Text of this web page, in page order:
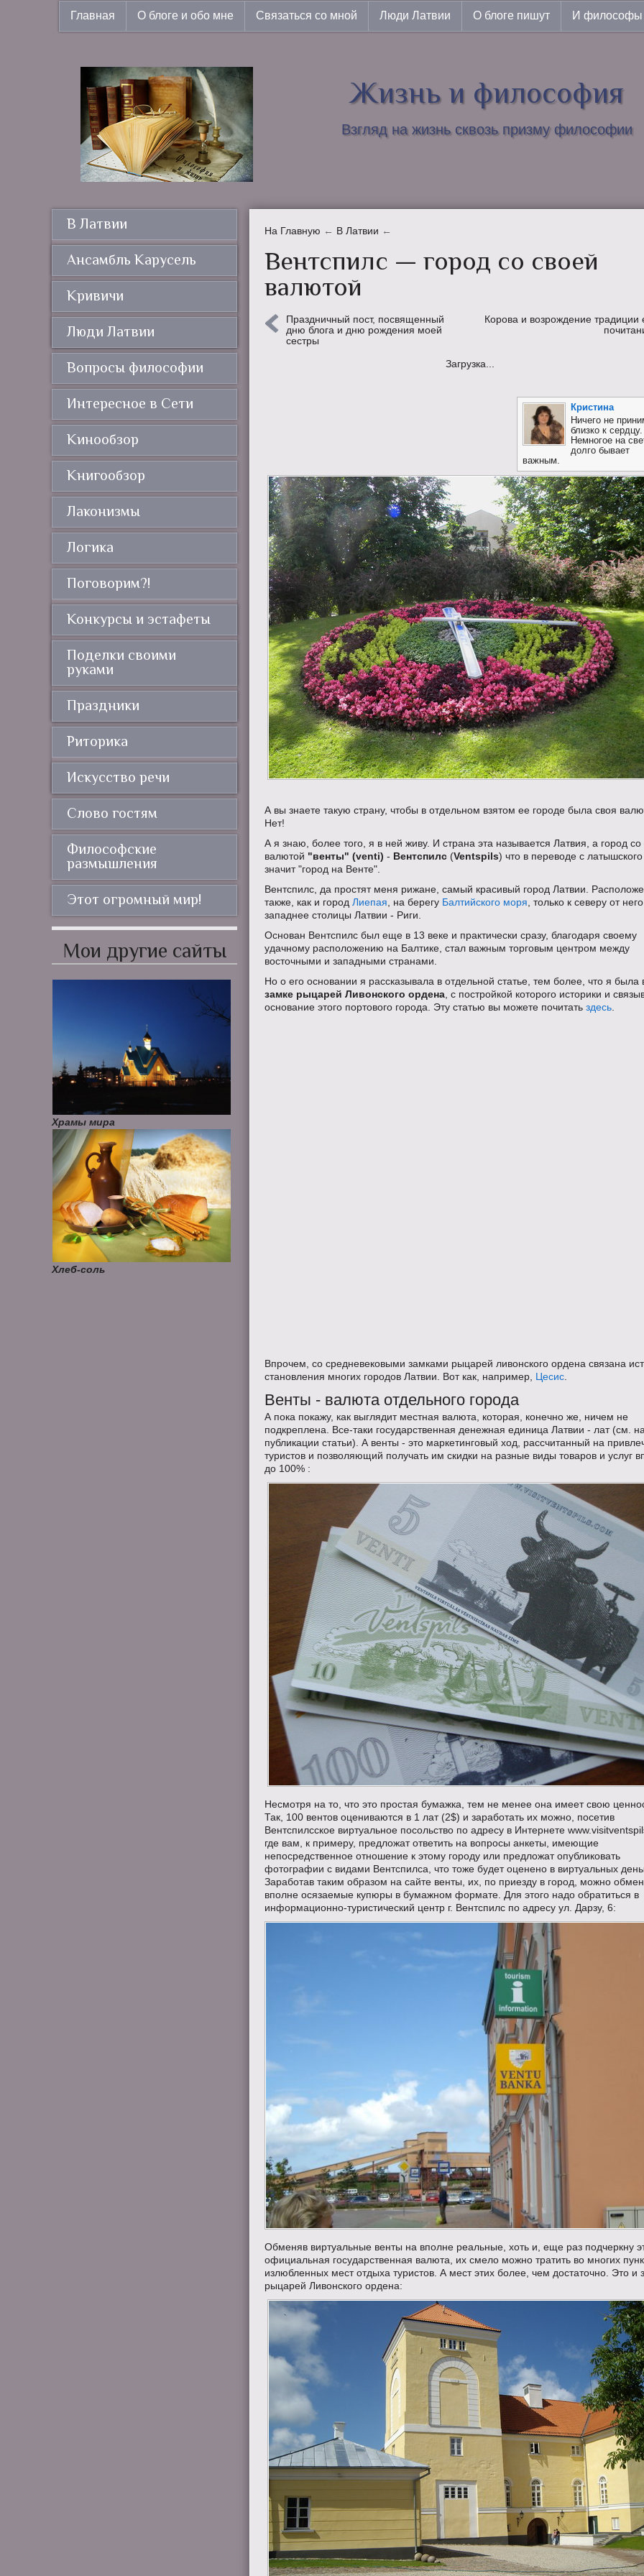
Главная О блоге и обо мне Связаться со мной Люди Латвии О блоге пишут И философы
Жизнь и философия
Взгляд на жизнь сквозь призму философии
На Главную ← В Латвии ←
Вентспилс — город со своей
валютой
Праздничный пост, посвященный
дню блога и дню рождения моей
сестры
Корова и возрождение традиции
Загрузка...
Кристина
Ничего не
близко к сердцу.
Немногое на
долго бывает
важным.
А вы знаете такую страну, чтобы в отдельном взятом ее городе была своя
Нет!
А я знаю, более того, я в ней живу. И страна эта называется Латвия, а город со
валютой "венты" (venti) - Вентспилс (Ventspils) что в переводе с латышского
значит "город на Венте".
Вентспилс, да простят меня рижане, самый красивый город Латвии.
также, как и городЛиепая , на берегу Балтийского моря , только к северу от
западнее столицы Латвии - Риги.
Основан Вентспилс был еще в 13 веке и практически сразу, благодаря своему
удачному расположению на Балтике, стал важным торговым центром между
восточными и западными странами.
Но о его основании я рассказывала в отдельной статье, тем более, что я была
замке рыцарей Ливонского ордена , с постройкой которого историки и
основание этого портового города. Эту статью вы можете почитатьздесь
Впрочем, со средневековыми замками рыцарей ливонского ордена связана
становления многих городов Латвии. Вот как, например, Цесис
Венты - валюта отдельного города
А пока покажу, как выглядит местная валюта, которая, конечно же, ничем не
подкреплена. Все-таки государственная денежная единица Латвии - лат (см.
публикации статьи). А венты - это маркетинговый ход, рассчитанный на
туристов и позволяющий получать им скидки на разные виды товаров и услуг
до 100% :
Несмотря на то, что это простая бумажка, тем не менее она имеет свою
Так, 100 вентов оцениваются в 1 лат (2$) и заработать их можно, посетив
Вентспилсское виртуальное посольство по адресу в Интернете
где вам, к примеру, предложат ответить на вопросы анкеты, имеющие
непосредственное отношение к этому городу или предложат опубликовать
фотографии с видами Вентспилса, что тоже будет оценено в виртуальных
Заработав таким образом на сайте венты, их, по приезду в город, можно
вполне осязаемые купюры в бумажном формате. Для этого надо обратиться в
информационно-туристический центр г. Вентспилс по адресу ул. Дарзу, 6:
Обменяв виртуальные венты на вполне реальные, хоть и, еще раз подчеркну
официальная государственная валюта, их смело можно тратить во многих
излюбленных мест отдыха туристов. А мест этих более, чем достаточно. Это и
рыцарей Ливонского ордена:
В Латвии
Ансамбль Карусель
Кривичи
Люди Латвии
Вопросы философии
Интересное в Сети
Кинообзор
Книгообзор
Лаконизмы
Логика
Поговорим?!
Конкурсы и эстафеты
Поделки своими
руками
Праздники
Риторика
Искусство речи
Слово гостям
Философские
размышления
Этот огромный мир!
Мои другие сайты
Храмы мира
Хлеб-соль